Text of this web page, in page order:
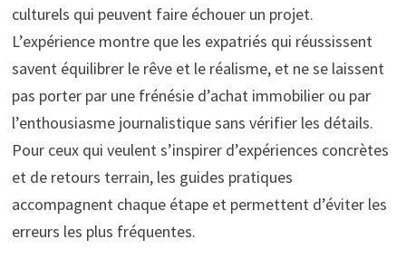
culturels qui peuvent faire échouer un projet.
L’expérience montre que les expatriés qui réussissent
savent équilibrer le rêve et le réalisme, et ne se laissent
pas porter par une frénésie d’achat immobilier ou par
l’enthousiasme journalistique sans vérifier les détails.
Pour ceux qui veulent s’inspirer d’expériences concrètes
et de retours terrain, les guides pratiques
accompagnent chaque étape et permettent d’éviter les
erreurs les plus fréquentes.